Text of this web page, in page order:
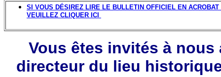
SI VOUS DÉSIREZ LIRE LE BULLETIN OFFICIEL EN ACROBAT
VEUILLEZ CLIQUER ICI
Vous êtes invités à nous
directeur du lieu